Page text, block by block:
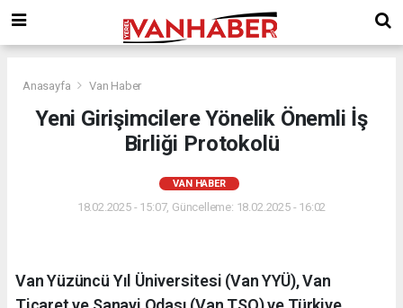
Anasayfa Van Haber
Yeni Girişimcilere Yönelik Önemli İş
Birliği Protokolü
VAN HABER
18.02.2025 - 15:07, Güncelleme: 18.02.2025 - 16:02
Van Yüzüncü Yıl Üniversitesi (Van YYÜ), Van